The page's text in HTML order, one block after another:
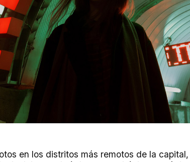
en los distritos más remotos de la